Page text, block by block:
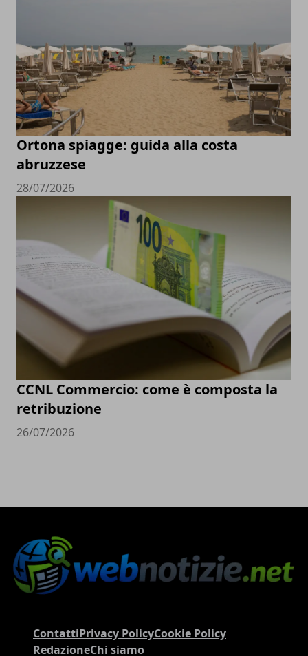
Ortona spiagge: guida alla costa
abruzzese
28/07/2026
CCNL Commercio: come è composta la
retribuzione
26/07/2026
ContattiPrivacy PolicyCookie Policy
RedazioneChi siamo